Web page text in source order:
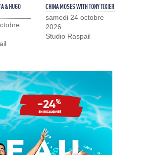
& HUGO
CHINA MOSES WITH TONY TIXIER
samedi 24 octobre
2026
Studio Raspail